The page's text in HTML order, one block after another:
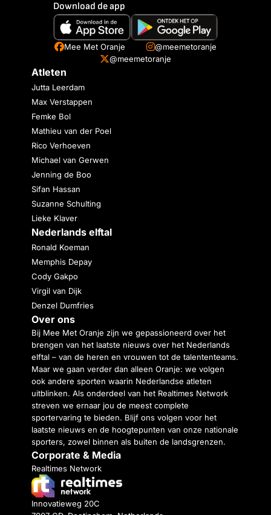
Download de app
Mee Met Oranje
@meemetoranje
@meemetoranje
Atleten
Jutta Leerdam
Max Verstappen
Femke Bol
Mathieu van der Poel
Rico Verhoeven
Michael van Gerwen
Jenning de Boo
Sifan Hassan
Suzanne Schulting
Lieke Klaver
Nederlands elftal
Ronald Koeman
Memphis Depay
Cody Gakpo
Virgil van Dijk
Denzel Dumfries
Over ons
Bij Mee Met Oranje zijn we gepassioneerd over het
brengen van het laatste nieuws over het Nederlands
elftal – van de heren en vrouwen tot de talententeams.
Maar we gaan verder dan alleen Oranje: we volgen
ook andere sporten waarin Nederlandse atleten
uitblinken. Als onderdeel van het Realtimes Network
streven we ernaar jou de meest complete
sportervaring te bieden. Blijf ons volgen voor het
laatste nieuws en de hoogtepunten van onze nationale
sporters, zowel binnen als buiten de landsgrenzen.
Corporate & Media
Realtimes Network
Innovatieweg 20C